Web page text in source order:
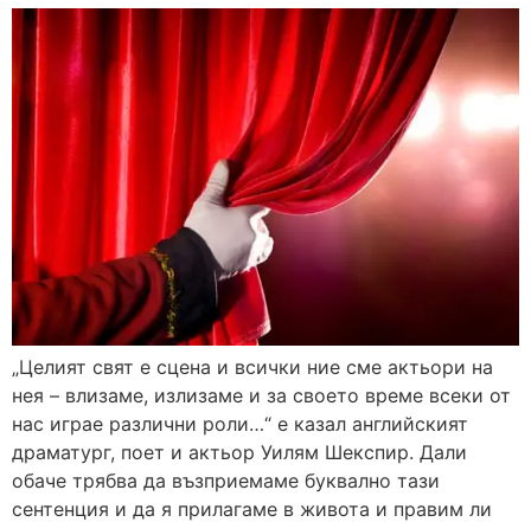
„Целият свят е сцена и всички ние сме актьори на
нея – влизаме, излизаме и за своето време всеки от
нас играе различни роли…“ е казал английският
драматург, поет и актьор Уилям Шекспир. Дали
обаче трябва да възприемаме буквално тази
сентенция и да я прилагаме в живота и правим ли